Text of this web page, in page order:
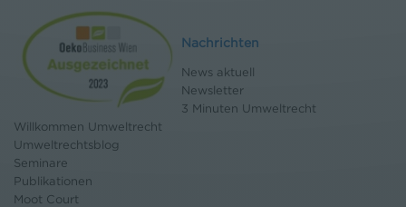
Nachrichten
News aktuell
Newsletter
3 Minuten Umweltrecht
Willkommen Umweltrecht
Umweltrechtsblog
Seminare
Publikationen
Moot Court